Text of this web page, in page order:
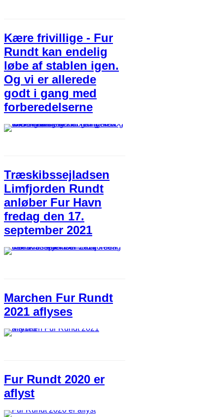
Kære frivillige - Fur
Rundt kan endelig
løbe af stablen igen.
Og vi er allerede
godt i gang med
forberedelserne
Træskibssejladsen
Limfjorden Rundt
anløber Fur Havn
fredag den 17.
september 2021
Marchen Fur Rundt
2021 aflyses
Fur Rundt 2020 er
aflyst